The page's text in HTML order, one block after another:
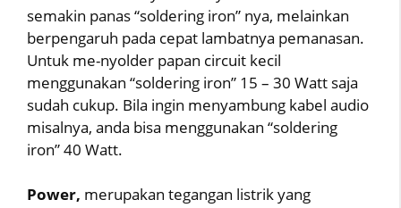
semakin panas “soldering iron” nya, melainkan
berpengaruh pada cepat lambatnya pemanasan.
Untuk me-nyolder papan circuit kecil
menggunakan “soldering iron” 15 – 30 Watt saja
sudah cukup. Bila ingin menyambung kabel audio
misalnya, anda bisa menggunakan “soldering
iron” 40 Watt.
Power, merupakan tegangan listrik yang